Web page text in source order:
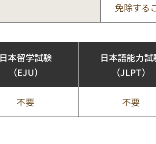
免除する
日本留学試験
（EJU）
日本語能力試
（JLPT）
不要 不要